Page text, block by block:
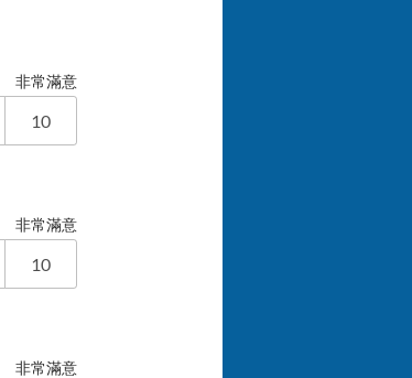
非常滿意
10
非常滿意
10
非常滿意